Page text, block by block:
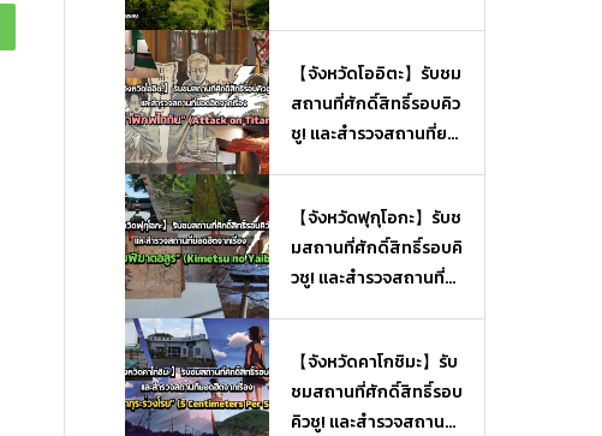
【จังหวัดโออิตะ】รับชม
สถานที่ศักดิ์สิทธิ์รอบคิว
ชู! และสำรวจสถานที่ยอ
n)【จังหวัดฟุกุโอกะ】รับช
มสถานที่ศักดิ์สิทธิ์รอบคิ
วชู! และสำรวจสถานที่ย
Yaiba)
【จังหวัดคาโกชิมะ】รับ
ชมสถานที่ศักดิ์สิทธิ์รอบ
คิวชู! และสำรวจสถานที่